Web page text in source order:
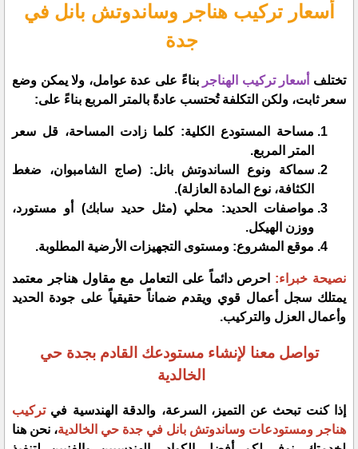
​أسعار تركيب هناجر وساندوتش بانل في
جدة
​تختلف أسعار تركيب الهناجر بناءً على عدة عوامل، ولا يمكن وضع
سعر ثابت، ولكن التكلفة تُحتسب عادةً بالمتر المربع بناءً على:
​مساحة المستودع الكلية: كلما زادت المساحة، قل سعر
المتر المربع.
​سماكة ونوع الساندوتش بانل: (صاج الشامبوان، ضغط
الكثافة، نوع المادة العازلة).
​مواصفات الحديد: محلي (مثل حديد سابك) أو مستورد،
ووزن الهيكل.
​موقع المشروع: ومستوى التجهيزات الأرضية المطلوبة.
​نصيحة خبراء: احرص دائماً على التعامل مع مقاول هناجر معتمد
يمتلك سجل أعمال قوي ويقدم ضماناً حقيقياً على جودة الحديد
وأعمال العزل والتركيب.
تواصل معنا لإنشاء مستودعك القادم بجدة حي
الخالدية
​إذا كنت تبحث عن التميز، السرعة، والدقة الهندسية فيتركيب
هناجر ومستودعات وساندوتش بانل في جدة حي الخالدية، نحن هنا